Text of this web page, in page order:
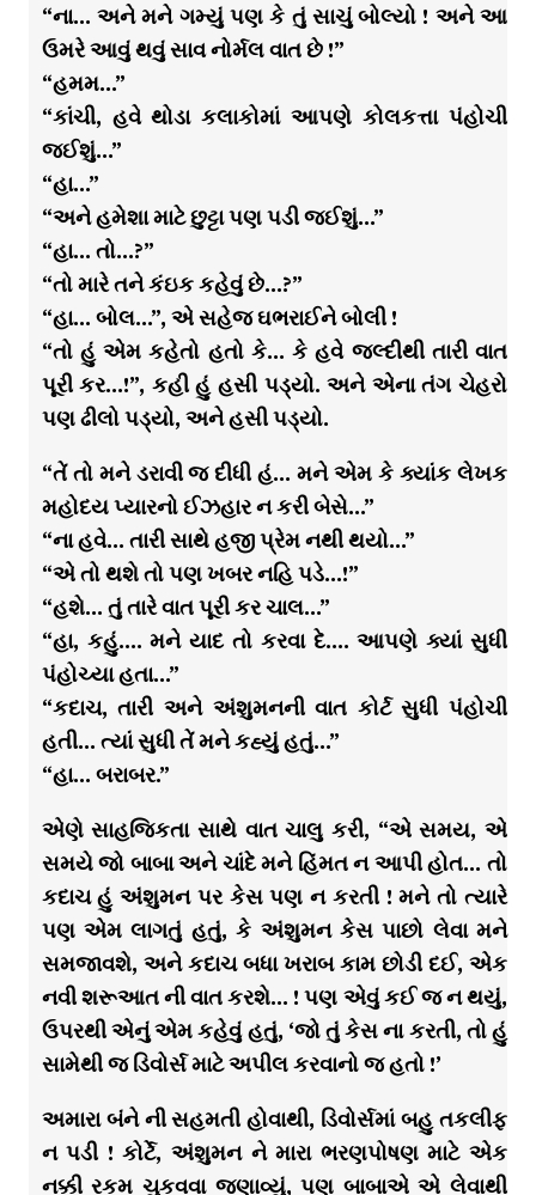
“ના… અને મને ગમ્યું પણ કે તું સાચું બોલ્યો ! અને આ
ઉમરે આવું થવું સાવ નોર્મલ વાત છે !”
“હમમ…”
“કાંચી, હવે થોડા કલાકોમાં આપણે કોલકત્તા પંહોચી
જઈશું…”
“હા…”
“અને હમેશા માટે છુટ્ટા પણ પડી જઈશું…”
“હા… તો…?”
“તો મારે તને કંઇક કહેવું છે…?”
“હા… બોલ…”, એ સહેજ ઘભરાઈને બોલી !
“તો હું એમ કહેતો હતો કે… કે હવે જલ્દીથી તારી વાત
પૂરી કર…!”, કહી હું હસી પડ્યો. અને એના તંગ ચેહરો
પણ ઢીલો પડ્યો, અને હસી પડ્યો.
“તેં તો મને ડરાવી જ દીધી હં… મને એમ કે ક્યાંક લેખક
મહોદય પ્યારનો ઈઝહાર ન કરી બેસે…”
“ના હવે… તારી સાથે હજી પ્રેમ નથી થયો…”
“એ તો થશે તો પણ ખબર નહિ પડે…!”
“હશે… તું તારે વાત પૂરી કર ચાલ…”
“હા, કહું…. મને યાદ તો કરવા દે…. આપણે ક્યાં સુધી
પંહોચ્યા હતા…”
“કદાચ, તારી અને અંશુમનની વાત કોર્ટ સુધી પંહોચી
હતી… ત્યાં સુધી તેં મને કહ્યું હતું…”
“હા… બરાબર.”
એણે સાહજિકતા સાથે વાત ચાલુ કરી, “એ સમય, એ
સમયે જો બાબા અને ચાંદે મને હિંમત ન આપી હોત… તો
કદાચ હું અંશુમન પર કેસ પણ ન કરતી ! મને તો ત્યારે
પણ એમ લાગતું હતું, કે અંશુમન કેસ પાછો લેવા મને
સમજાવશે, અને કદાચ બધા ખરાબ કામ છોડી દઈ, એક
નવી શરૂઆત ની વાત કરશે… ! પણ એવું કઈ જ ન થયું,
ઉપરથી એનું એમ કહેવું હતું, ‘જો તું કેસ ના કરતી, તો હું
સામેથી જ ડિવોર્સ માટે અપીલ કરવાનો જ હતો !’
અમારા બંને ની સહમતી હોવાથી, ડિવોર્સમાં બહુ તકલીફ
ન પડી ! કોર્ટે, અંશુમન ને મારા ભરણપોષણ માટે એક
નક્કી રકમ ચુકવવા જણાવ્યું, પણ બાબાએ એ લેવાથી